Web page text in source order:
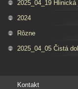
2025_04_19
2024
Rôzne
2025_04_05 Čistá
Kontakt